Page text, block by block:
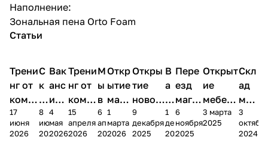
Наполнение:
Зональная пена Orto Foam
Статьи
Трени
нг от
комп
ании
Мело
17
июня
2026
С
к
и
д
к
8
июня
2026
Вак
анс
ия в
Чеб
окс
4
мая
2026
Трени
нг от
комп
ании
Мело
15
апреля
2026
М
ы
в
М
А
6
апреля
2026
Откр
ытие
мага
зина
в
1
марта
2026
Откры
тие
новог
о
магаз
9
декабря
2025
В
а
к
а
н
1
декабря
2025
Пере
езд
магаз
ина в
г.
6
ноября
2025
Открыт
ие
мебель
ного
салона
3 марта
2025
Скл
ад
меб
ели
пер
3
2024